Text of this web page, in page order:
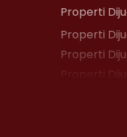
Properti
Properti
Properti
Properti